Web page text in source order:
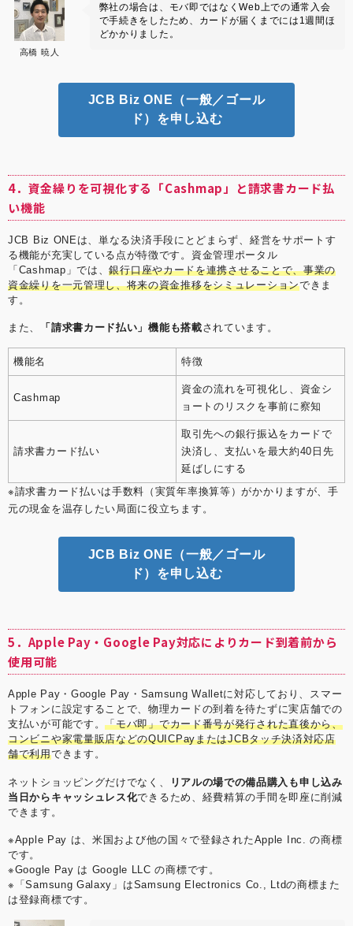
高橋 暁人
弊社の場合は、モバ即ではなくWeb上での通常入会
で手続きをしたため、カードが届くまでには1週間ほ
どかかりました。
JCB Biz ONE（一般／ゴール
ド）を申し込む
4．資金繰りを可視化する「Cashmap」と請求書カード払
い機能
JCB Biz ONEは、単なる決済手段にとどまらず、経営をサポートす
る機能が充実している点が特徴です。資金管理ポータル
「Cashmap」では、銀行口座やカードを連携させることで、事業の
資金繰りを一元管理し、将来の資金推移をシミュレーションできま
す。
また、 「請求書カード払い」機能も搭載されています。
機能名 特徴
Cashmap
資金の流れを可視化し、資金シ
ョートのリスクを事前に察知
請求書カード払い
取引先への銀行振込をカードで
決済し、支払いを最大約40日先
延ばしにする
※請求書カード払いは手数料（実質年率換算等）がかかりますが、手
元の現金を温存したい局面に役立ちます。
JCB Biz ONE（一般／ゴール
ド）を申し込む
5．Apple Pay・Google Pay対応によりカード到着前から
使用可能
Apple Pay・Google Pay・Samsung Walletに対応しており、スマー
トフォンに設定することで、物理カードの到着を待たずに実店舗での
支払いが可能です。「モバ即」でカード番号が発行された直後から、
コンビニや家電量販店などのQUICPayまたはJCBタッチ決済対応店
舗で利用できます。
ネットショッピングだけでなく、
リアルの場での備品購入も申し込み
当日からキャッシュレス化できるため、経費精算の手間を即座に削減
できます。
※Apple Pay は、米国および他の国々で登録されたApple Inc. の商標
です。
※Google Pay は Google LLC の商標です。
※「Samsung Galaxy」はSamsung Electronics Co., Ltdの商標また
は登録商標です。